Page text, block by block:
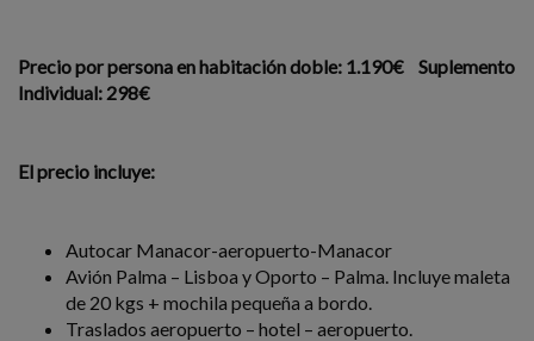
Precio por persona en habitación doble: 1.190€ Suplemento
Individual: 298€
El precio incluye:
Autocar Manacor-aeropuerto-Manacor
Avión Palma – Lisboa y Oporto – Palma. Incluye maleta
de 20 kgs + mochila pequeña a bordo.
Traslados aeropuerto – hotel – aeropuerto.